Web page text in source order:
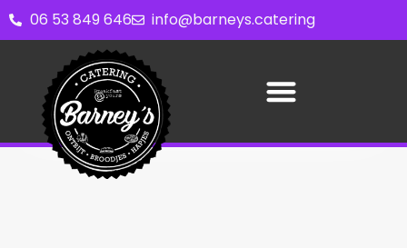
06 53 849 646 info@barneys.catering